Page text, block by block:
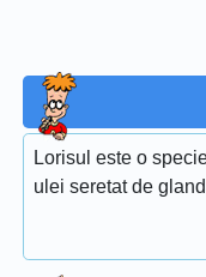
Lorisul este o
ulei seretat de